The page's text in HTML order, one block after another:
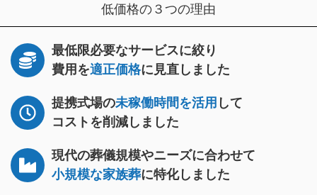
低価格の３つの理由
最低限必要なサービスに絞り
費用を適正価格に見直しました
提携式場の未稼働時間を活用 して
コストを削減しました
現代の葬儀規模やニーズに合わせて
小規模な家族葬に特化しました